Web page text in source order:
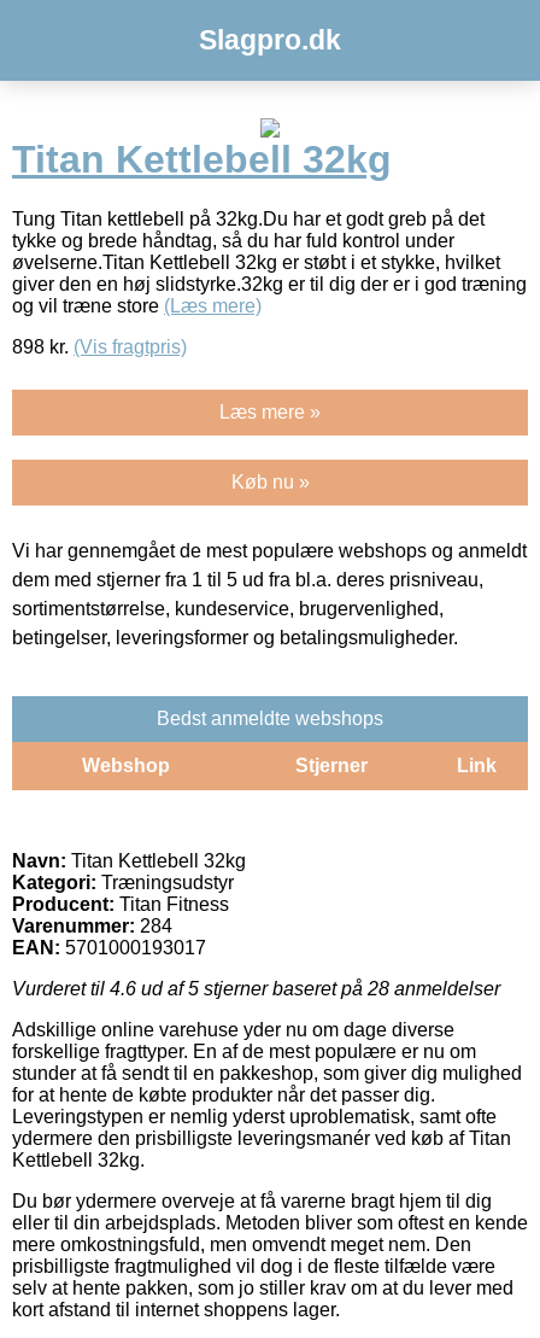
Slagpro.dk
Titan Kettlebell 32kg
Tung Titan kettlebell på 32kg.Du har et godt greb på det
tykke og brede håndtag, så du har fuld kontrol under
øvelserne.Titan Kettlebell 32kg er støbt i et stykke, hvilket
giver den en høj slidstyrke.32kg er til dig der er i god træning
og vil træne store (Læs mere)
898 kr. (Vis fragtpris)
Læs mere »
Køb nu »
Vi har gennemgået de mest populære webshops og anmeldt
dem med stjerner fra 1 til 5 ud fra bl.a. deres prisniveau,
sortimentstørrelse, kundeservice, brugervenlighed,
betingelser, leveringsformer og betalingsmuligheder.
Bedst anmeldte webshops
Webshop Stjerner Link
Navn: Titan Kettlebell 32kg
Kategori: Træningsudstyr
Producent: Titan Fitness
Varenummer: 284
EAN: 5701000193017
Vurderet til 4.6 ud af 5 stjerner baseret på 28 anmeldelser
Adskillige online varehuse yder nu om dage diverse
forskellige fragttyper. En af de mest populære er nu om
stunder at få sendt til en pakkeshop, som giver dig mulighed
for at hente de købte produkter når det passer dig.
Leveringstypen er nemlig yderst uproblematisk, samt ofte
ydermere den prisbilligste leveringsmanér ved køb af Titan
Kettlebell 32kg.
Du bør ydermere overveje at få varerne bragt hjem til dig
eller til din arbejdsplads. Metoden bliver som oftest en kende
mere omkostningsfuld, men omvendt meget nem. Den
prisbilligste fragtmulighed vil dog i de fleste tilfælde være
selv at hente pakken, som jo stiller krav om at du lever med
kort afstand til internet shoppens lager.